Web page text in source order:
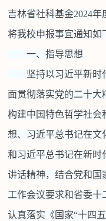
吉林省社科基金2024
将我校申报事宜通知如
一、指导思想
坚持以习近平新时
面贯彻落实党的二十
构建中国特色哲学社会
想、习近平总书记在文
和习近平总书记在新时
讲话精神，结合党和国
工作会议要求和省委十
认真落实《国家“十四